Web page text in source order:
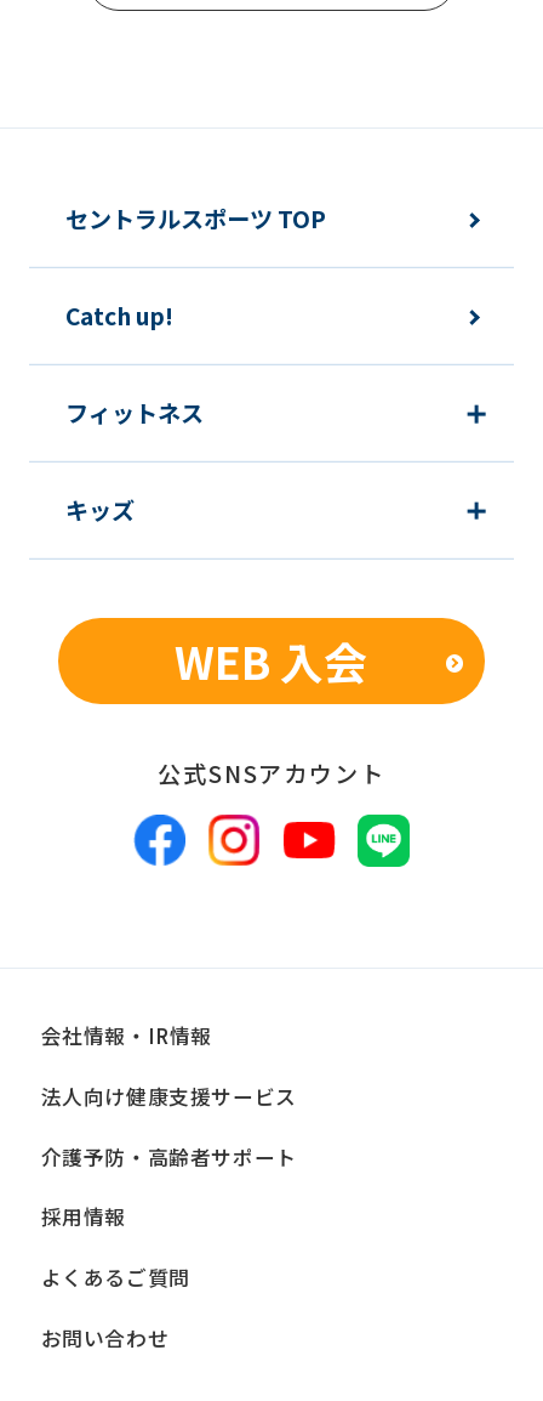
セントラルスポーツ TOP
Catch up!
フィットネス
キッズ
WEB 入会
公式SNSアカウント
会社情報・IR情報
法人向け健康支援サービス
介護予防・高齢者サポート
採用情報
よくあるご質問
お問い合わせ